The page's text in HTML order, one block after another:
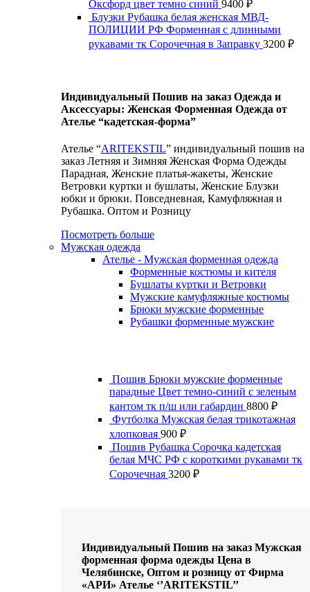
Оксфорд цвет темно синий 9400 ₽
Блузки Рубашка белая женская МВД-
ПОЛИЦИИ РФ Форменная с длинными
рукавами тк Сорочечная в Заправку 3200 ₽
Индивидуальный Пошив на заказ Одежда и
Аксессуары: Женская Форменная Одежда от
Ателье “кадетская-форма”
Ателье “ARITEKSTIL” индивидуальный пошив на
заказ Летняя и Зимняя Женская Форма Одежды
Парадная, Женские платья-жакеты, Женские
Ветровки куртки и бушлаты, Женские Блузки
юбки и брюки. Повседневная, Камуфляжная и
Рубашка. Оптом и Розницу
Посмотреть больше
Мужская одежда
Ателье - Мужская форменная одежда
Форменные костюмы и кителя
Бушлаты куртки и Ветровки
Мужские камуфляжные костюмы
Брюки мужские форменные
Рубашки форменные мужские
Пошив Брюки мужские форменные
парадные Цвет темно-синий с зеленым
кантом тк п/ш или габардин 8800 ₽
Футболка Мужская белая трикотажная
хлопковая 900 ₽
Пошив Рубашка Сорочка кадетская
белая МЧС РФ с короткими рукавами тк
Сорочечная 3200 ₽
Индивидуальный Пошив на заказ Мужская
форменная форма одежды Цена в
Челябинске, Оптом и розницу от Фирма
«АРИ» Ателье ‘’ARITEKSTIL’’